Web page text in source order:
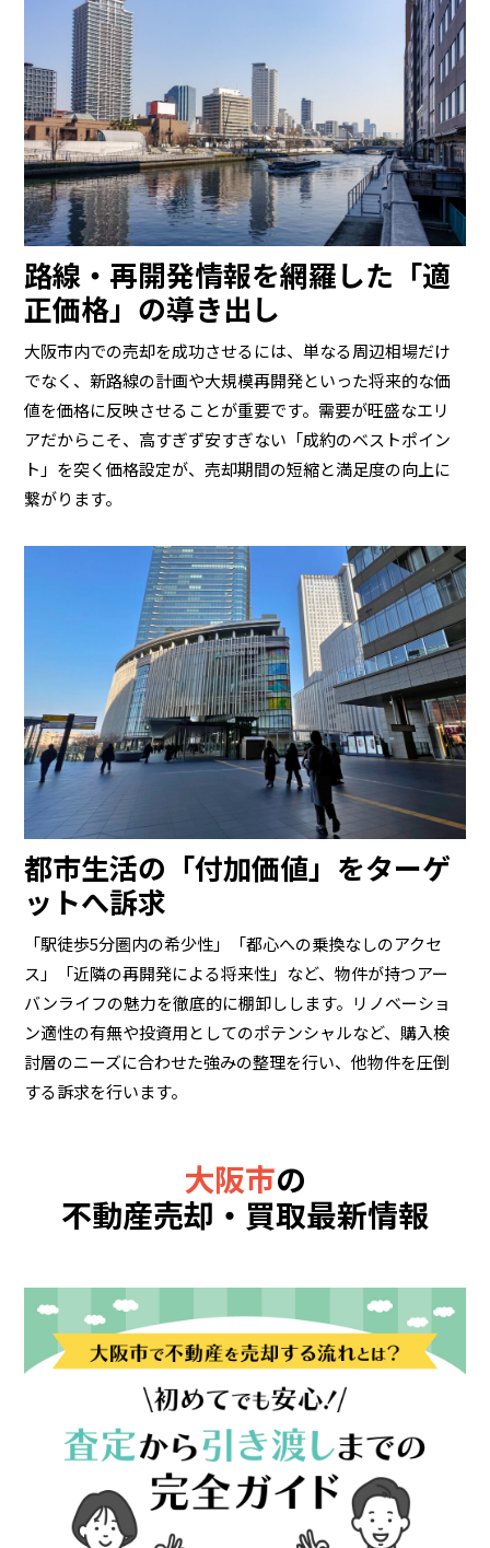
路線・再開発情報を網羅した「適
正価格」の導き出し
大阪市内での売却を成功させるには、単なる周辺相場だけ
でなく、新路線の計画や大規模再開発といった将来的な価
値を価格に反映させることが重要です。需要が旺盛なエリ
アだからこそ、高すぎず安すぎない「成約のベストポイン
ト」を突く価格設定が、売却期間の短縮と満足度の向上に
繋がります。
都市生活の「付加価値」をターゲ
ットへ訴求
「駅徒歩5分圏内の希少性」「都心への乗換なしのアクセ
ス」「近隣の再開発による将来性」など、物件が持つアー
バンライフの魅力を徹底的に棚卸しします。リノベーショ
ン適性の有無や投資用としてのポテンシャルなど、購入検
討層のニーズに合わせた強みの整理を行い、他物件を圧倒
する訴求を行います。
大阪市の
不動産売却・買取最新情報